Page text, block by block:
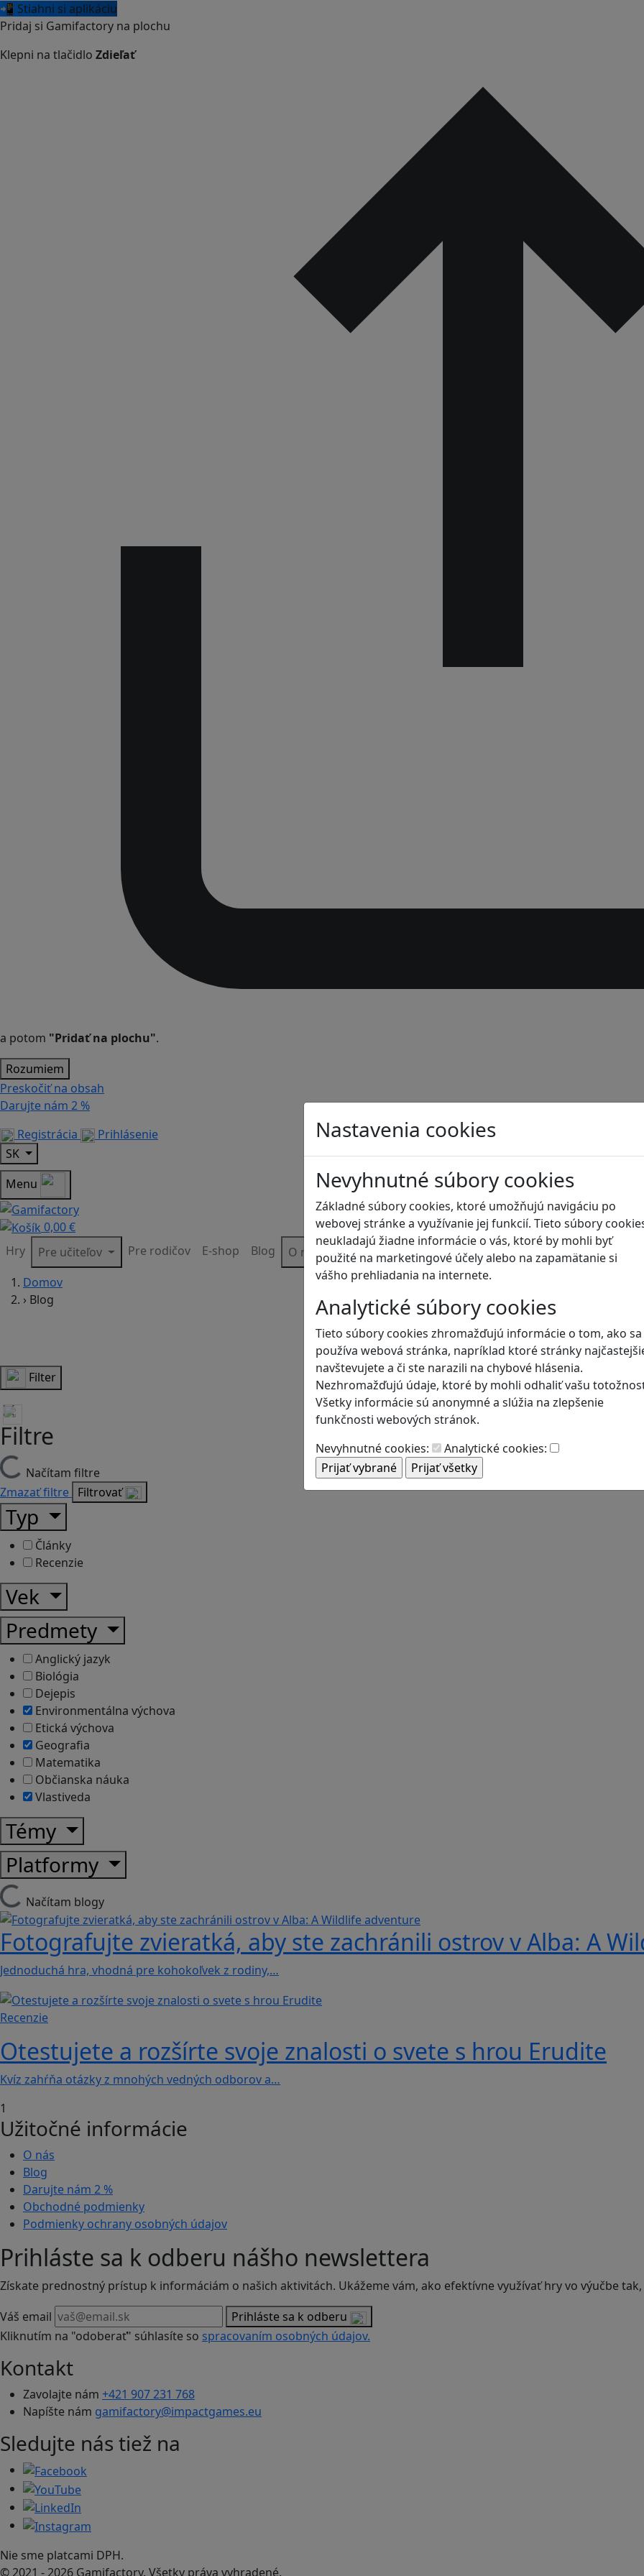
📲 Stiahni si aplikáciu
Pridaj si Gamifactory na plochu
Klepni na tlačidlo Zdieľať
a potom "Pridať na plochu".
Rozumiem
Preskočiť na obsah
Darujte nám 2 %
Registrácia
Prihlásenie
SK
Menu
0,00 €
Hry
Pre učiteľov Pre rodičov E-shop Blog O nás
Nastavenia cookies
Nevyhnutné súbory cookies
Základné súbory cookies, ktoré umožňujú navigáciu po
webovej stránke a využívanie jej funkcií. Tieto súbory
neukladajú žiadne informácie o vás, ktoré by mohli byť
použité na marketingové účely alebo na zapamätanie si
vášho prehliadania na internete.
Analytické súbory cookies
Tieto súbory cookies zhromažďujú informácie o tom, ako sa
používa webová stránka, napríklad ktoré stránky
navštevujete a či ste narazili na chybové hlásenia.
Nezhromažďujú údaje, ktoré by mohli odhaliť vašu
Všetky informácie sú anonymné a slúžia na zlepšenie
funkčnosti webových stránok.
Nevyhnutné cookies:
Analytické cookies:
Domov
› Blog
Blog
Filter
Filtre
Načítam filtre
Zmazať filtre Filtrovať
Typ
Články
Recenzie
Vek
Predmety
Anglický jazyk
Biológia
Dejepis
Environmentálna výchova
Etická výchova
Geografia
Matematika
Občianska náuka
Vlastiveda
Témy
Platformy
Načítam blogy
Fotografujte zvieratká, aby ste zachránili ostrov v Alba: A
Jednoduchá hra, vhodná pre kohokoľvek z rodiny,…
Recenzie
Otestujete a rozšírte svoje znalosti o svete s hrou Erudite
Kvíz zahŕňa otázky z mnohých vedných odborov a…
1
Užitočné informácie
O nás
Blog
Darujte nám 2 %
Obchodné podmienky
Podmienky ochrany osobných údajov
Prihláste sa k odberu nášho newslettera
Získate prednostný prístup k informáciám o našich aktivitách. Ukážeme vám, ako efektívne využívať hry vo výučbe
Váš email
Prihláste sa k odberu
Kliknutím na "odoberať" súhlasíte so spracovaním osobných údajov.
Kontakt
Zavolajte nám +421 907 231 768
Napíšte nám gamifactory@impactgames.eu
Sledujte nás tiež na
Nie sme platcami DPH.
© 2021 - 2026 Gamifactory. Všetky práva vyhradené.